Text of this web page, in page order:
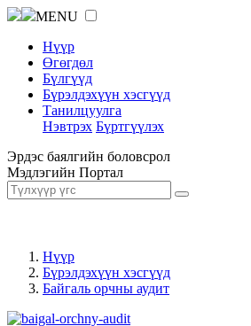
MENU
Нүүр
Өгөгдөл
Бүлгүүд
Бүрэлдэхүүн хэсгүүд
Танилцуулга
Нэвтрэх Бүртгүүлэх
Эрдэс баялгийн боловсрол
Мэдлэгийн Портал
Нүүр
Бүрэлдэхүүн хэсгүүд
Байгаль орчны аудит